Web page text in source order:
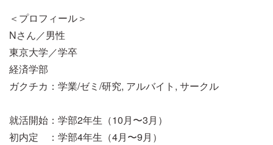
＜プロフィール＞
Nさん／男性
東京大学／学卒
経済学部
ガクチカ：学業/ゼミ/研究, アルバイト, サークル
就活開始：学部2年生（10月〜3月）
初内定 ：学部4年生（4月〜9月）